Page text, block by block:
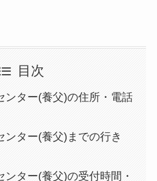
目次
ンター(養父)の住所・電話
ンター(養父)までの行き
ンター(養父)の受付時間・